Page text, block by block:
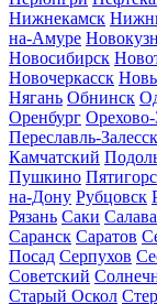
Нижнекамск
на-Амуре
Новосибирск
Новочеркасск
Нягань Обнинск
Оренбург Орехово-
Переславль-
Камчатский
Пушкино
на-Дону Рубцовск
Рязань Саки
Саранск Саратов
Посад Серпухов
Советский
Старый Оскол